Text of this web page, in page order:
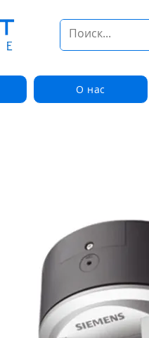
О нас